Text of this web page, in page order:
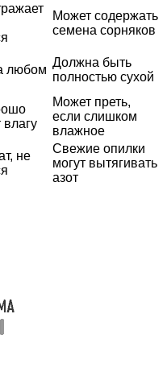
Может содержать
семена сорняков
любом
Должна быть
полностью сухой
Может преть,
если слишком
влажное
не
Свежие опилки
могут вытягивать
азот